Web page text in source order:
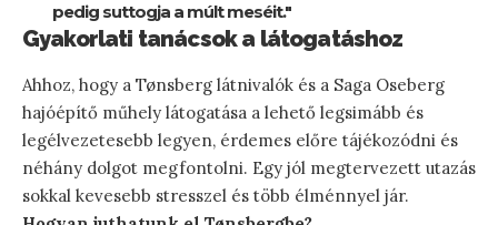
pedig suttogja a múlt meséit."
Gyakorlati tanácsok a látogatáshoz
Ahhoz, hogy a Tønsberg látnivalók és a Saga Oseberg
hajóépítő műhely látogatása a lehető legsimább és
legélvezetesebb legyen, érdemes előre tájékozódni és
néhány dolgot megfontolni. Egy jól megtervezett utazás
sokkal kevesebb stresszel és több élménnyel jár.